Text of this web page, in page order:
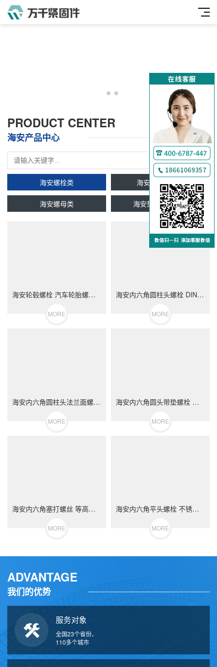
PRODUCT CENTER
海安产品中心
海安螺栓类 海安双头牙条类
海安螺母类 海安垫圈及挡圈类
海安轮毂螺栓 汽车轮胎螺丝 不锈钢（304/316）碳钢 合金钢
MORE
海安内六角圆柱头螺栓 DIN912 不锈钢（304/316）碳钢 合金钢
MORE
海安内六角圆柱头法兰面螺栓 不锈钢（304/316）碳钢 合金钢
MORE
海安内六角圆头带垫螺栓 不锈钢（304/316）碳钢 合金钢
MORE
海安内六角塞打螺丝 等高限位螺栓 不锈钢（304/316）碳钢 合金钢
MORE
海安内六角平头螺栓 不锈钢（304/316）碳钢 合金钢
MORE
ADVANTAGE
我们的优势
服务对象
全国23个省份、
110多个城市